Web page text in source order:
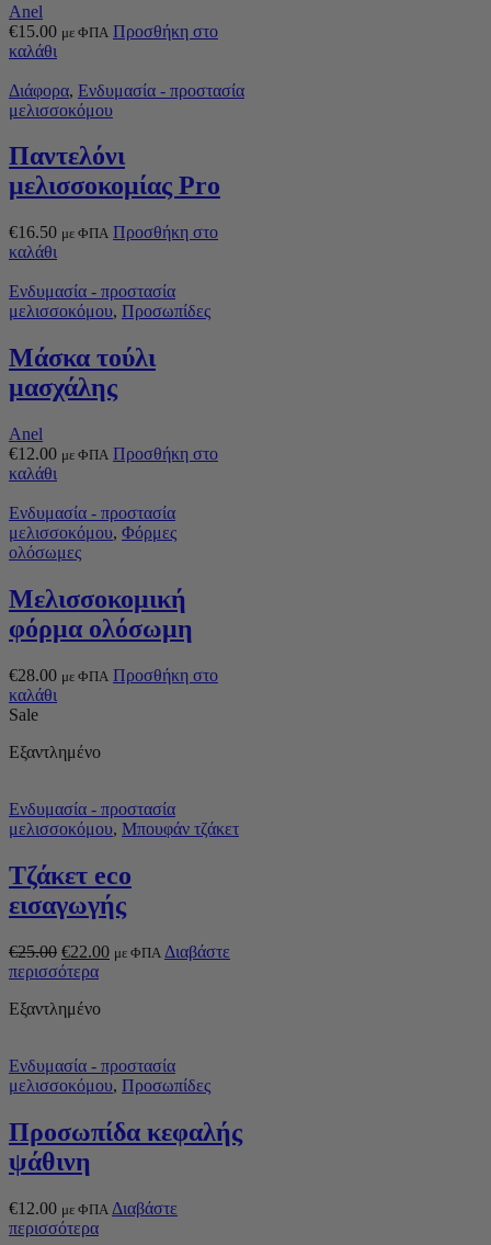
Anel
€15.00 με ΦΠΑ Προσθήκη στο
καλάθι
Διάφορα, Ενδυμασία - προστασία
μελισσοκόμου
Παντελόνι
μελισσοκομίας Pro
€16.50 με ΦΠΑ Προσθήκη στο
καλάθι
Ενδυμασία - προστασία
μελισσοκόμου, Προσωπίδες
Μάσκα τούλι
μασχάλης
Anel
€12.00 με ΦΠΑ Προσθήκη στο
καλάθι
Ενδυμασία - προστασία
μελισσοκόμου, Φόρμες
ολόσωμες
Μελισσοκομική
φόρμα ολόσωμη
€28.00 με ΦΠΑ Προσθήκη στο
καλάθι
Sale
Εξαντλημένο
Ενδυμασία - προστασία
μελισσοκόμου, Μπουφάν τζάκετ
Τζάκετ eco
εισαγωγής
€25.00 €22.00 με ΦΠΑ Διαβάστε
περισσότερα
Εξαντλημένο
Ενδυμασία - προστασία
μελισσοκόμου, Προσωπίδες
Προσωπίδα κεφαλής
ψάθινη
€12.00 με ΦΠΑ Διαβάστε
περισσότερα